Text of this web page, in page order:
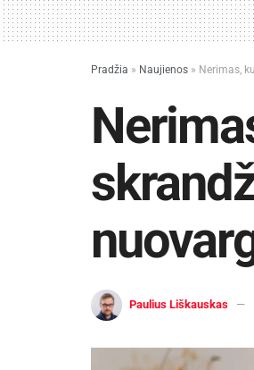
Pradžia » Naujienos » Nerimas,
Paulius Liškauskas